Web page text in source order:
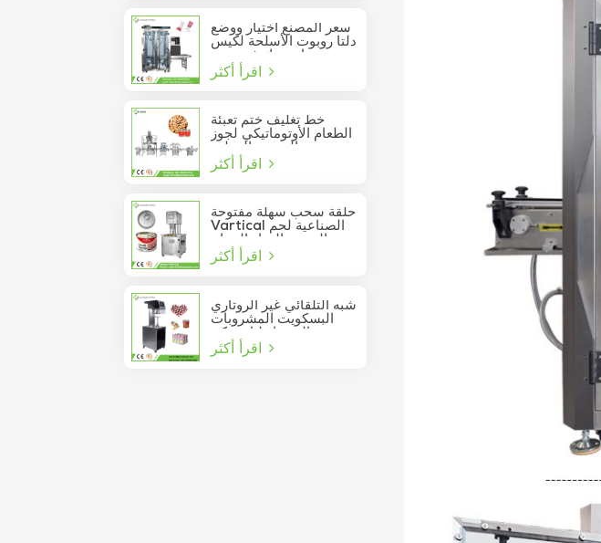
سعر المصنع اختيار ووضع
دلتا روبوت الأسلحة لكيس
عصا تتحرك في مربع
خط تغليف ختم تعبئة
الطعام الأوتوماتيكي لجوز
الصنوبر المعلب
حلقة سحب سهلة مفتوحة
Vartical الصناعية لحم
الخنزير الغداء الدجاج
صدور اللحوم الغذاء يمكن
فراغ آلة ختم
شبه التلقائي غير الروتاري
البسكويت المشروبات
السدادة